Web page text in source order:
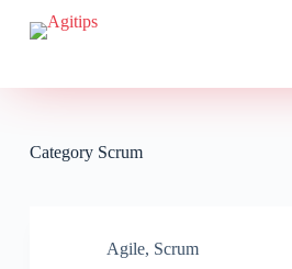
S
k
oCategoryScrum
Agile, Scrum